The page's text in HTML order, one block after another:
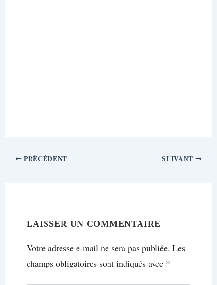
PRÉCÉDENT SUIVANT
LAISSER UN COMMENTAIRE
Votre adresse e-mail ne sera pas publiée. Les
champs obligatoires sont indiqués avec *